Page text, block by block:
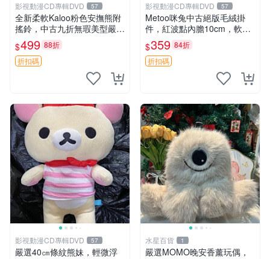
影視動漫CD專輯DVD 57
全新柔軟Kaloo粉色安撫熊附
搖鈴，中古九折無瑕美型嚴選
收藏 粉色 安撫 玩具
$499 88折
折扣碼
影視動漫CD專輯DVD 57
Metoo咪兔中古絕版毛絨掛
件，紅波點內膽10cm，軟糯
宜贈送收藏 咪熊 毛絨 掛件
$359 84折
折扣碼
影視動漫CD專輯DVD 57
嚴選40㎝條紋熊妹，輕微浮
水星百貨 1
嚴選MOMO晚安香薰玩偶，